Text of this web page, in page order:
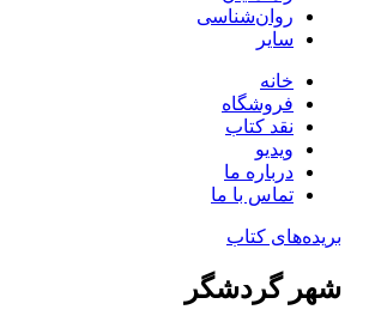
روان‌شناسی
سایر
خانه
فروشگاه
نقد کتاب
ویدیو
درباره‌ ما
تماس با ما
بریده‌های کتاب
شهر گردشگر